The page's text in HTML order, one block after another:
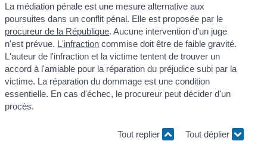
La médiation pénale est une mesure alternative aux
poursuites dans un conflit pénal. Elle est proposée par le
procureur de la République. Aucune intervention d'un juge
n'est prévue. L'infraction commise doit être de faible gravité.
L'auteur de l'infraction et la victime tentent de trouver un
accord à l'amiable pour la réparation du préjudice subi par la
victime. La réparation du dommage est une condition
essentielle. En cas d'échec, le procureur peut décider d'un
procès.
Tout replier Tout déplier